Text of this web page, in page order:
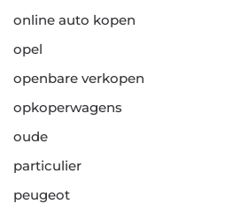
online auto kopen
opel
openbare verkopen
opkoperwagens
oude
particulier
peugeot